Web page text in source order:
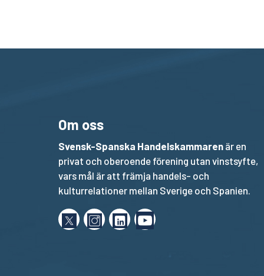
Om oss
Svensk-Spanska Handelskammaren är en
privat och oberoende förening utan vinstsyfte,
vars mål är att främja handels- och
kulturrelationer mellan Sverige och Spanien.